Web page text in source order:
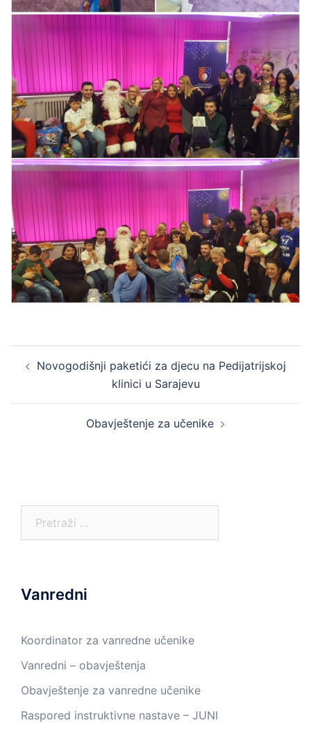
navigation
Novogodišnji paketići za djecu na Pedijatrijskoj
klinici u Sarajevu
Obavještenje za učenike
Vanredni
Koordinator za vanredne učenike
Vanredni – obavještenja
Obavještenje za vanredne učenike
Raspored instruktivne nastave – JUNI